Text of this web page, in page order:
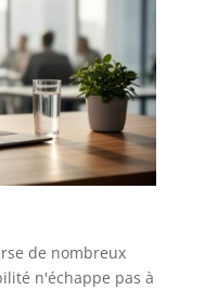
de nombreux
n'échappe pas à